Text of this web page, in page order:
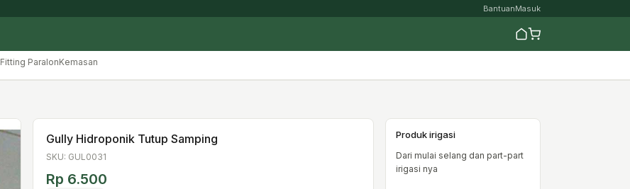
BantuanMasuk
Fitting ParalonKemasan
Gully Hidroponik Tutup Samping
SKU: GUL0031
Rp 6.500
Produk irigasi
Dari mulai selang dan part-part
irigasi nya